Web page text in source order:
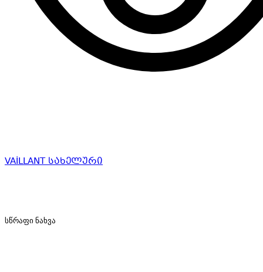
VAİLLANT სახელური
სწრაფი ნახვა